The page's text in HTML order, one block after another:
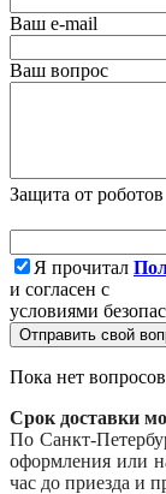
Ваш e-mail
Ваш вопрос
Защита от роботов
Я прочитал
и согласен с
условиями
Отправить свой
Пока нет
Срок доставки
По Санкт-
оформления или
час до приезда и